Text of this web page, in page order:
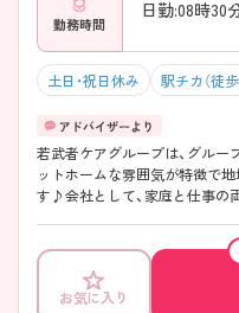
勤務時間
日勤:08時30
土日・祝日休み 駅チカ（徒
若武者ケアグループは、グルー
ットホームな雰囲気が特徴で
す♪会社として、家庭と仕事の
気ができております！訪問看護
な教育フォロー体制も整って
きます★ 少しでもご興味をお
トをご案内させていただきます
お気に入り